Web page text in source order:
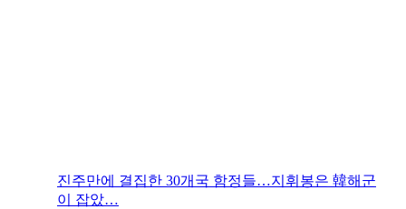
진주만에 결집한 30개국 함정들…지휘봉은 韓해군
이 잡았…